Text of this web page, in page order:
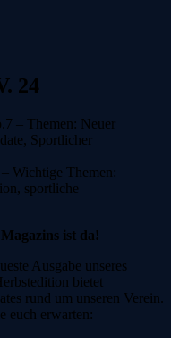
24
Wichtige Themen:
sportliche
ist da!
Ausgabe unseres
bietet
rund um unseren Verein.
euch erwarten: